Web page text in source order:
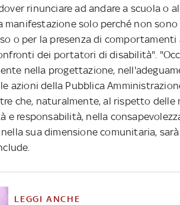
rinunciare ad andare a scuola o
manifestazione solo perché non
o per la presenza di comportamenti
dei portatori di disabilità".
nella progettazione,
azioni della Pubblica
che, naturalmente, al rispetto delle
e responsabilità, nella
sua dimensione comunitaria,
LEGGI ANCHE